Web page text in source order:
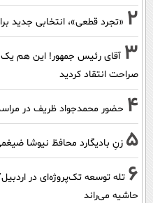
2 «تجرد قطعی»، انتخابی جدید
3 آقای رئیس جمهور! این هم یک
صراحت انتقاد کردید
4 حضور محمدجواد ظریف در
5 زنِ بادیگارد محافظ نیوشا
6 تله توسعه تک‌پروژه‌ای در
حاشیه می‌راند